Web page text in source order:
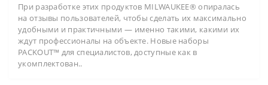
При разработке этих продуктов MILWAUKEE® опиралась
на отзывы пользователей, чтобы сделать их максимально
удобными и практичными — именно такими, какими их
ждут профессионалы на объекте. Новые наборы
PACKOUT™ для специалистов, доступные как в
укомплектован..